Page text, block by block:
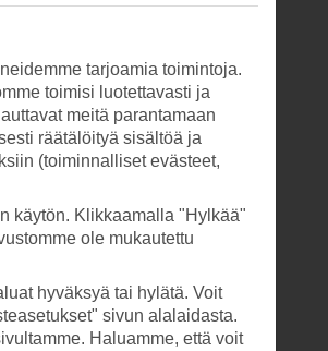
tarjoamia toimintoja.
toimisi luotettavasti ja
meitä parantamaan
räätälöityä sisältöä ja
(toiminnalliset evästeet,
käytön. Klikkaamalla "Hylkää"
ole mukautettu
hyväksyä tai hylätä. Voit
sivun alalaidasta.
Haluamme, että voit